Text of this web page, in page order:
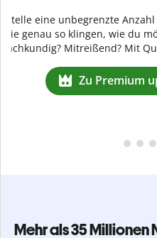
Mehr als 35 Millionen